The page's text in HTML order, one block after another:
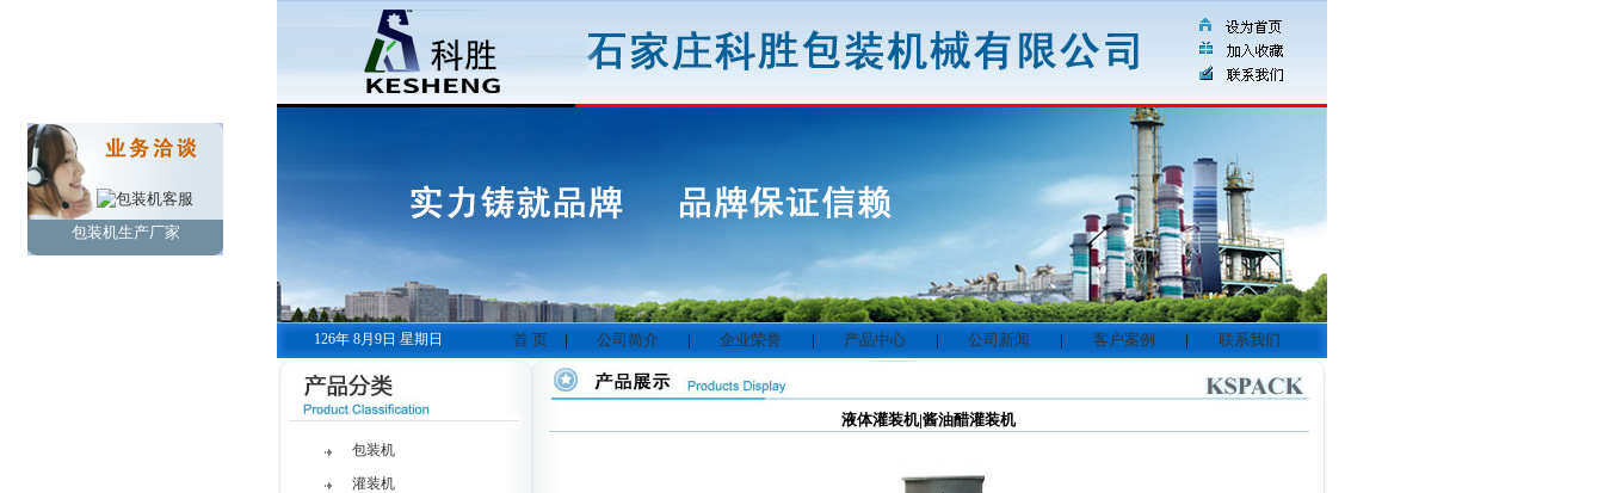
包装机生产厂家
126年 8月9日 星期日 首 页 | 公司简介 | 企业荣誉 | 产品中心 | 公司新闻 | 客户案例 | 联系我们
包装机
灌装机
液体灌装机|酱油醋灌装机